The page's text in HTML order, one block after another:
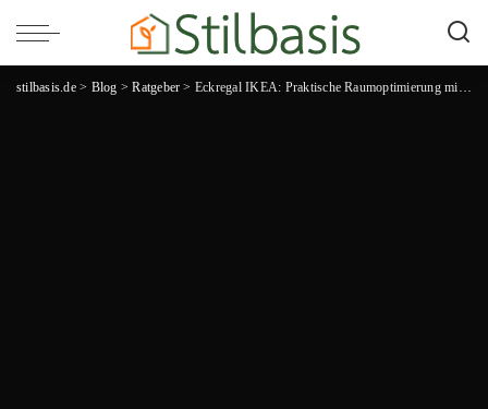
stilbasis.de> Blog >Ratgeber > Eckregal IKEA: Praktische Raumoptimierung mit dem schicken Multitalent